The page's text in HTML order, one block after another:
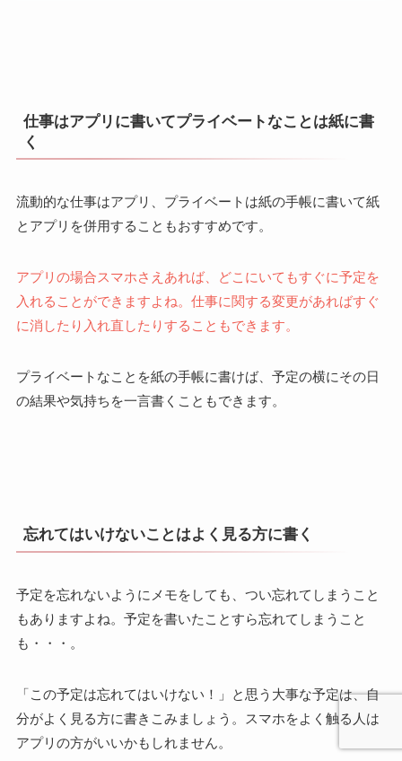
仕事はアプリに書いてプライベートなことは紙に書
く
流動的な仕事はアプリ、プライベートは紙の手帳に書いて紙
とアプリを併用することもおすすめです。
アプリの場合スマホさえあれば、どこにいてもすぐに予定を
入れることができますよね。仕事に関する変更があればすぐ
に消したり入れ直したりすることもできます。
プライベートなことを紙の手帳に書けば、予定の横にその日
の結果や気持ちを一言書くこともできます。
忘れてはいけないことはよく見る方に書く
予定を忘れないようにメモをしても、つい忘れてしまうこと
もありますよね。予定を書いたことすら忘れてしまうこと
も・・・。
「この予定は忘れてはいけない！」と思う大事な予定は、自
分がよく見る方に書きこみましょう。スマホをよく触る人は
アプリの方がいいかもしれません。